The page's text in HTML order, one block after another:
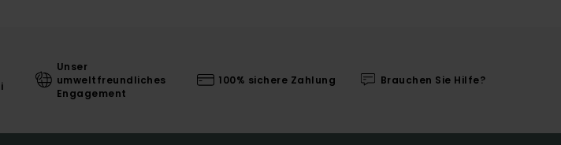
Unser
umweltfreundliches
Engagement
100% sichere Zahlung Brauchen Sie Hilfe?